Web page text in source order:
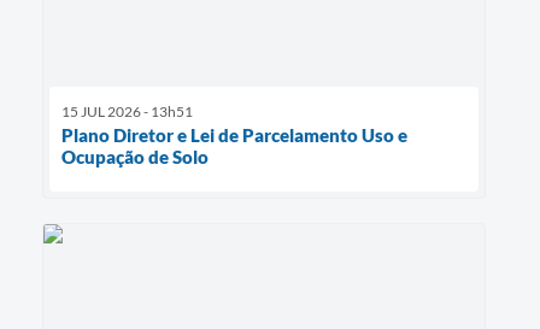
15 JUL 2026 - 13h51
Plano Diretor e Lei de Parcelamento Uso e
Ocupação de Solo